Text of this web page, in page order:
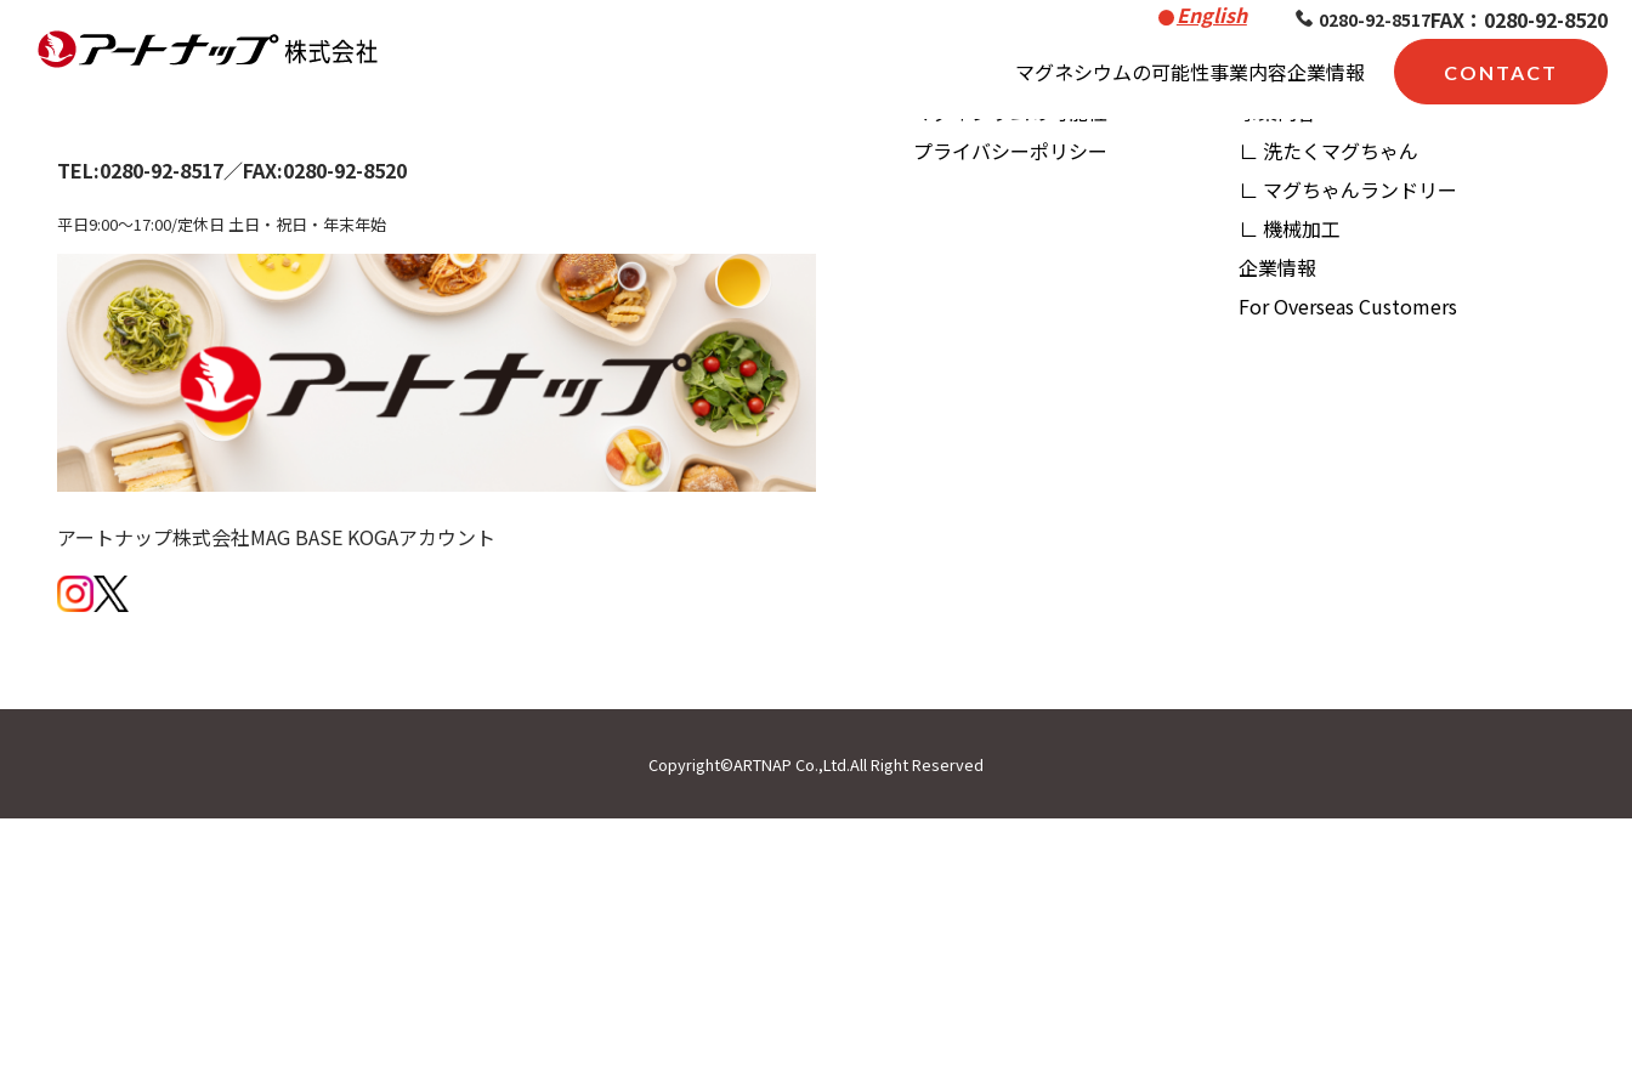
English 0280-92-8517FAX：0280-92-8520
マグネシウムの可能性事業内容企業情報 CONTACT
TEL:0280-92-8517／FAX:0280-92-8520
平日9:00～17:00/定休日 土日・祝日・年末年始
アートナップ株式会社MAG BASE KOGAアカウント
マグネシウムの可能性
プライバシーポリシー
事業内容
∟ 洗たくマグちゃん
∟ マグちゃんランドリー
∟ 機械加工
企業情報
For Overseas Customers
Copyright©ARTNAP Co.,Ltd.All Right Reserved